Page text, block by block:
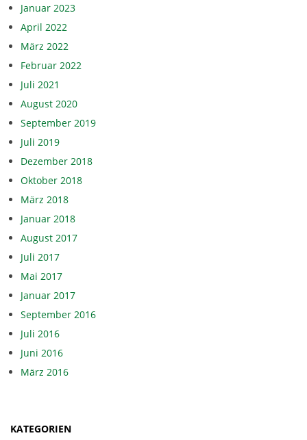
Januar 2023
April 2022
März 2022
Februar 2022
Juli 2021
August 2020
September 2019
Juli 2019
Dezember 2018
Oktober 2018
März 2018
Januar 2018
August 2017
Juli 2017
Mai 2017
Januar 2017
September 2016
Juli 2016
Juni 2016
März 2016
KATEGORIEN